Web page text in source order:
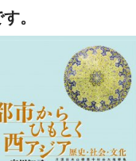
。